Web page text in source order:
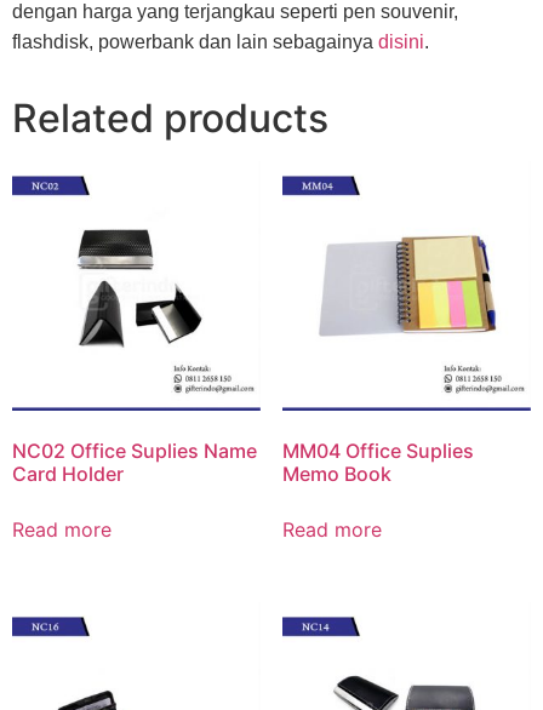
dengan harga yang terjangkau seperti pen souvenir,
flashdisk, powerbank dan lain sebagainya disini.
Related products
NC02 Office Suplies Name
Card Holder
Read more
MM04 Office Suplies
Memo Book
Read more